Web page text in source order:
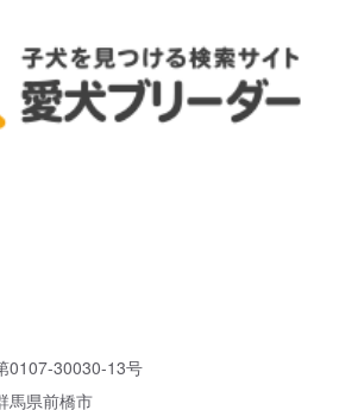
0107-30030-13号
馬県前橋市